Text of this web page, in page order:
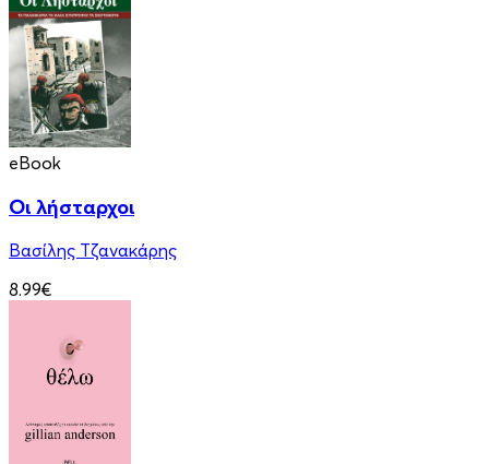
eBook
Οι λήσταρχοι
Βασίλης Τζανακάρης
8.99€